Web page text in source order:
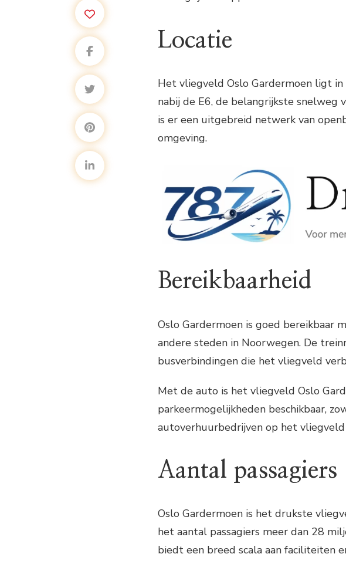
Locatie
Het vliegveld Oslo Gardermoen ligt
nabij de E6, de belangrijkste snelweg
is er een uitgebreid netwerk van
omgeving.
Bereikbaarheid
Oslo Gardermoen is goed bereikbaar
andere steden in Noorwegen. De
busverbindingen die het vliegveld
Met de auto is het vliegveld Oslo
parkeermogelijkheden beschikbaar,
autoverhuurbedrijven op het
Aantal passagiers
Oslo Gardermoen is het drukste
het aantal passagiers meer dan 28
biedt een breed scala aan faciliteiten